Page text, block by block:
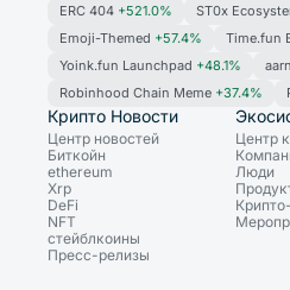
ERC 404 +521.0% ST0x
Emoji-Themed +57.4% Time.fun
Yoink.fun Launchpad +48.1%
Robinhood Chain Meme +37.4%
Крипто Новости
Центр новостей
Биткойн
ethereum
Xrp
DeFi
NFT
стейблкоины
Пресс-релизы
Центр
Люди